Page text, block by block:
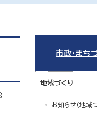
市政・まち
地域づくり
お知らせ（地域づ